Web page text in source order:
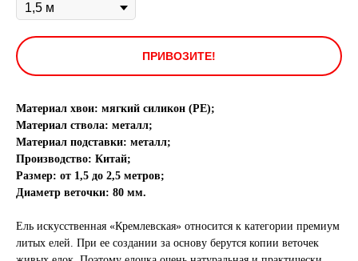
ПРИВОЗИТЕ!
Материал хвои: мягкий силикон (РЕ);
Материал ствола: металл;
Материал подставки: металл;
Производство: Китай;
Размер: от 1,5 до 2,5 метров;
Диаметр веточки: 80 мм.
Ель искусственная «Кремлевская» относится к категории премиум
литых елей. При ее создании за основу берутся копии веточек